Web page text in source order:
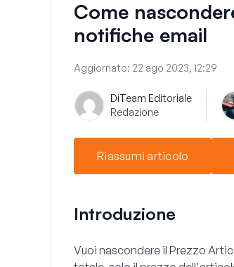
Come
notifiche email
Aggiornato: 22 ago 2023, 12:29
DiTeam Editoriale
Redazione
Riassumi articolo
Introduzione
Vuoi nascondere il Prezzo